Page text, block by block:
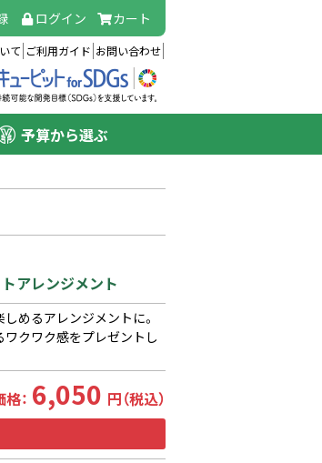
ログイン カート
て ご利用ガイド お問い合わせ
予算から選ぶ
トアレンジメント
めるアレンジメントに。
ワクワク感をプレゼントし
： 6,050 円（税込）